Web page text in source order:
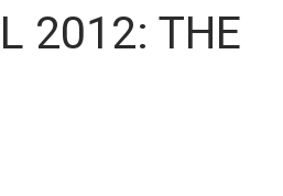
2012: THE